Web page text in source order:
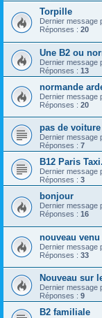
Torpille
Dernier message
Réponses : 20
Une B2 ou
Dernier message
Réponses : 13
normande
Dernier message
Réponses : 20
pas de
Dernier message
Réponses : 7
B12 Paris Taxi.
Dernier message
Réponses : 3
bonjour
Dernier message
Réponses : 16
nouveau venu
Dernier message
Réponses : 33
Nouveau sur
Dernier message
Réponses : 9
B2 familiale